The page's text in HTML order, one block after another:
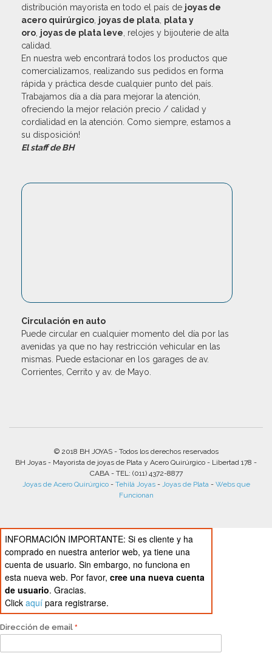
distribución mayorista en todo el país de joyas de
acero quirúrgico joyas de plata plata y
oro joyas de plata leve , relojes y bijouterie de alta
calidad.
En nuestra web encontrará todos los productos que
comercializamos, realizando sus pedidos en forma
rápida y práctica desde cualquier punto del país.
Trabajamos día a día para mejorar la atención,
ofreciendo la mejor relación precio / calidad y
cordialidad en la atención. Como siempre, estamos a
su disposición!
El staff de BH
Circulación en auto
Puede circular en cualquier momento del día por las
avenidas ya que no hay restricción vehicular en las
mismas. Puede estacionar en los garages de av.
Corrientes, Cerrito y av. de Mayo.
© 2018 BH JOYAS - Todos los derechos reservados
BH Joyas - Mayorista de joyas de Plata y Acero Quirúrgico - Libertad 178 -
CABA - TEL: (011) 4372-8877
Joyas de Acero Quirúrgico- Tehilá Joyas- Joyas de Plata - Webs que
Funcionan
INFORMACIÓN IMPORTANTE: Si es cliente y ha
comprado en nuestra anterior web, ya tiene una
cuenta de usuario. Sin embargo, no funciona en
esta nueva web. Por favor, cree una nueva cuenta
de usuario. Gracias.
Click aquí para registrarse.
Dirección de email